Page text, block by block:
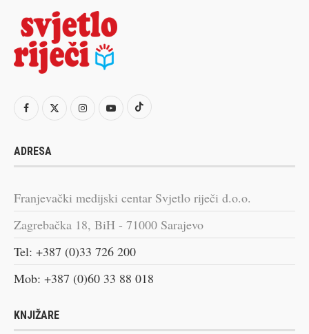
ADRESA
Franjevački medijski centar Svjetlo riječi d.o.o.
Zagrebačka 18, BiH - 71000 Sarajevo
Tel: +387 (0)33 726 200
Mob: +387 (0)60 33 88 018
KNJIŽARE